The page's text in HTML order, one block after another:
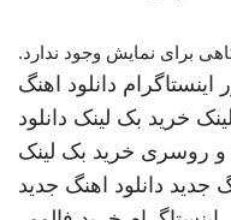
برای نمایش وجود ندارد.
اینستاگرام دانلود اهنگ
خرید بک لینک دانلود
و روسری خرید بک لینک
جدید دانلود اهنگ جدید